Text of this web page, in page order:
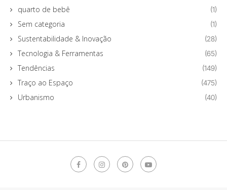
quarto de bebê (1)
Sem categoria (1)
Sustentabilidade & Inovação (28)
Tecnologia & Ferramentas (65)
Tendências (149)
Traço ao Espaço (475)
Urbanismo (40)